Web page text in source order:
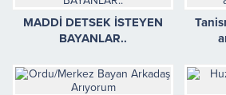
MADDİ DETSEK İSTEYEN
BAYANLAR..